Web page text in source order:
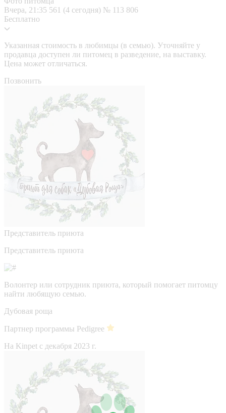
Вчера, 21:35 561 (4 сегодня) № 113 806
Бесплатно
Указанная стоимость в любимцы (в семью). Уточняйте у
продавца доступен ли питомец в разведение, на выставку.
Цена может отличаться.
Позвонить
Представитель приюта
Представитель приюта
Волонтер или сотрудник приюта, который помогает питомцу
найти любящую семью.
Дубовая роща
Партнер программы Pedigree
На Kinpet c декабря 2023 г.